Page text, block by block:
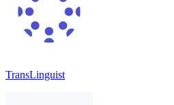
TransLinguist